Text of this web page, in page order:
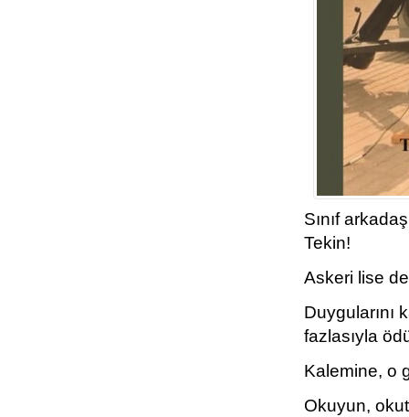
Sınıf
Tekin!
Askeri lise
Duygularını
fazlasıyla
Kalemine, o
Okuyun,